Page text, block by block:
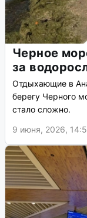
Черное
за
Отдыхающие в
берегу Черного
стало сложно.
9 июня, 2026,